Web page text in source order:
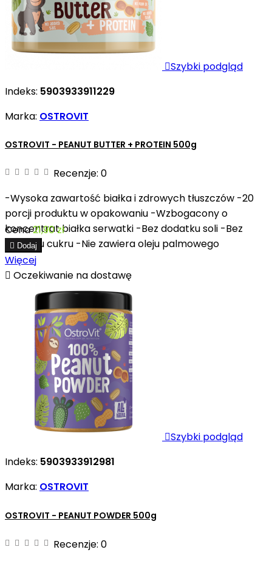
Szybki podgląd
Indeks: 5903933911229
Marka: OSTROVIT
OSTROVIT - PEANUT BUTTER + PROTEIN 500g
Recenzje: 0
-Wysoka zawartość białka i zdrowych tłuszczów -20
porcji produktu w opakowaniu -Wzbogacony o
koncentrat białka serwatki -Bez dodatku soli -Bez
dodatku cukru -Nie zawiera oleju palmowego
Cena21,90 zł
 Dodaj
Więcej
 Oczekiwanie na dostawę
Szybki podgląd
Indeks: 5903933912981
Marka: OSTROVIT
OSTROVIT - PEANUT POWDER 500g
Recenzje: 0